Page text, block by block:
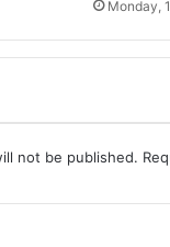
Monday,
not be published.